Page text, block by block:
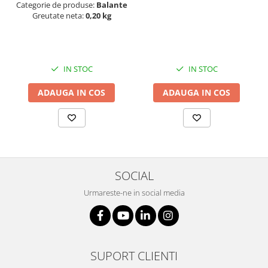
Masa microscop
Obiective microscoape
Unitate contrast de faza
Unitate fluorescenta
Unitate polarizare
Standard calibrare
Scala aditionala refractometru
Categorie de produse: Balante
Greutate neta:0,20 kg
IN STOC
ADAUGA IN COS
IN STOC
ADAUGA IN COS
SOCIAL
Urmareste-ne in social media
SUPORT CLIENTI